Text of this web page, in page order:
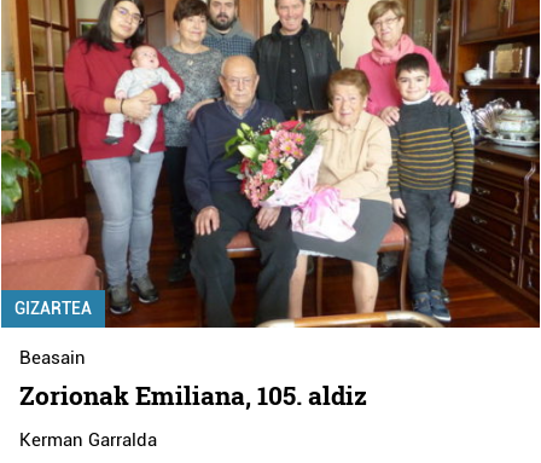
GIZARTEA
Beasain
Zorionak Emiliana, 105. aldiz
Kerman Garralda